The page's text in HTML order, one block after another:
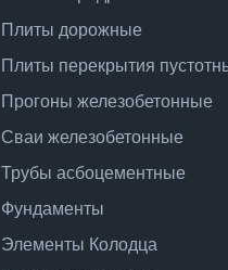
Плиты дорожные
Плиты перекрытия
Прогоны железобетонные
Сваи железобетонные
Трубы асбоцементные
Фундаменты
Элементы Колодца